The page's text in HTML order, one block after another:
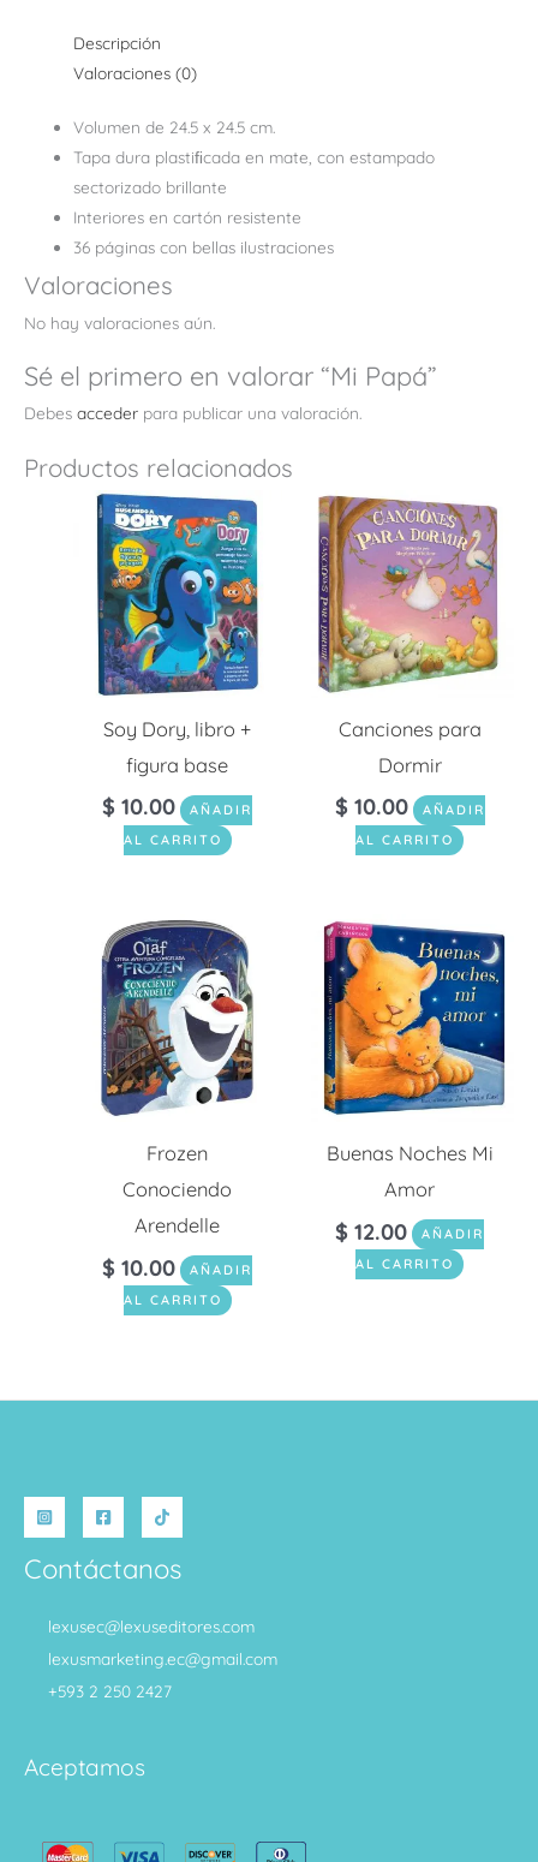
Descripción
Valoraciones (0)
Volumen de 24.5 x 24.5 cm.
Tapa dura plastiﬁcada en mate, con estampado
sectorizado brillante
Interiores en cartón resistente
36 páginas con bellas ilustraciones
Valoraciones
No hay valoraciones aún.
Sé el primero en valorar “Mi Papá”
Debes acceder para publicar una valoración.
Productos relacionados
Soy Dory, libro +
figura base
$ 10.00
AÑADIR
AL CARRITO
Canciones para
Dormir
$ 10.00
AÑADIR
AL CARRITO
Frozen
Conociendo
Arendelle
$ 10.00
AÑADIR
AL CARRITO
Buenas Noches Mi
Amor
$ 12.00
AÑADIR
AL CARRITO
Contáctanos
lexusec@lexuseditores.com
lexusmarketing.ec@gmail.com
+593 2 250 2427
Aceptamos